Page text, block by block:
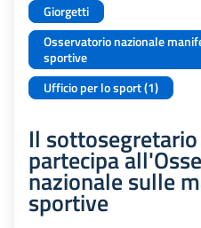
Giorgetti
Osservatorio nazionale
sportive
Ufficio per lo sport (1)
Il
partecipa
nazionale sulle
sportive